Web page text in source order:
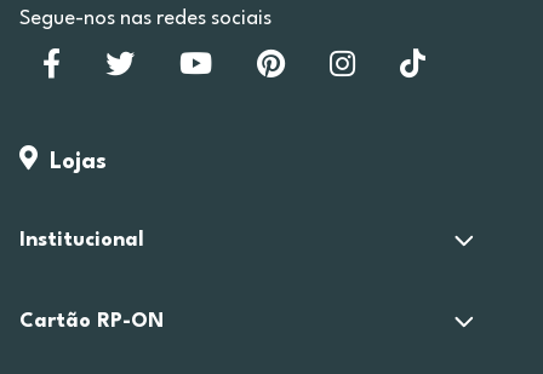
Segue-nos nas redes sociais
Lojas
Institucional
Cartão RP-ON